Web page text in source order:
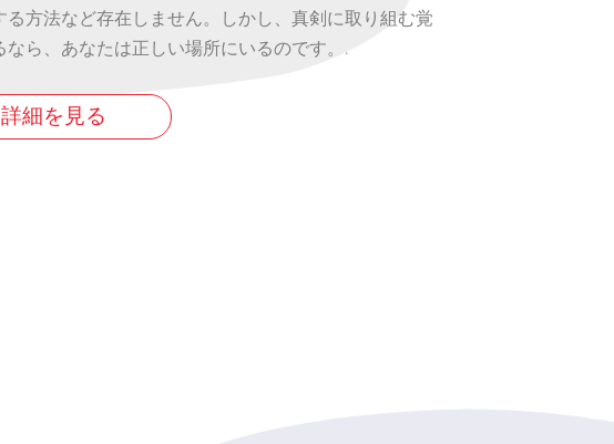
る方法など存在しません。しかし、真剣に取り組む覚
なら、あなたは正しい場所にいるのです。.
詳細を見る